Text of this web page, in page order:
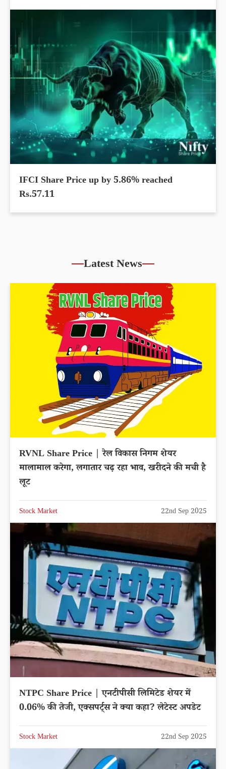
IFCI Share Price up by 5.86% reached
Rs.57.11
Latest News
RVNL Share Price | रेल विकास निगम शेयर
मालामाल करेगा, लगातार चढ़ रहा भाव, खरीदने की मची है
लूट
Stock Market 22nd Sep 2025
NTPC Share Price | एनटीपीसी लिमिटेड शेयर में
0.06% की तेजी, एक्सपर्ट्स ने क्या कहा? लेटेस्ट अपडेट
Stock Market 22nd Sep 2025